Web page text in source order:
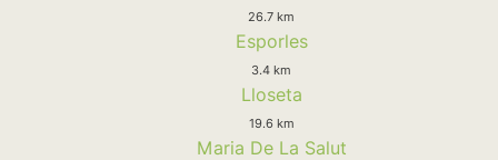
26.7 km
Esporles
3.4 km
Lloseta
19.6 km
Maria De La Salut